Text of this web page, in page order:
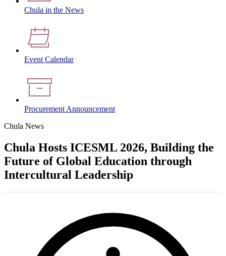
Chula in the News
Event Calendar
Procurement Announcement
Chula News
Chula Hosts ICESML 2026, Building the
Future of Global Education through
Intercultural Leadership